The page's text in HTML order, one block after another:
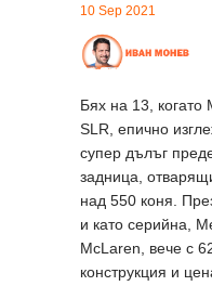
10 Sep 2021
Бях на 13, когато
SLR, епично
супер дълъг
задница,
над 550 коня.
и като серийна,
McLaren, вече с
конструкция и